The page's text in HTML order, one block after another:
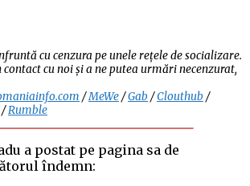
cu cenzura pe unele rețele de socializare.
cu noi și a ne putea urmări necenzurat,
/MeWe/Gab /Clouthub /
/Rumble
a postat pe pagina sa de
îndemn: